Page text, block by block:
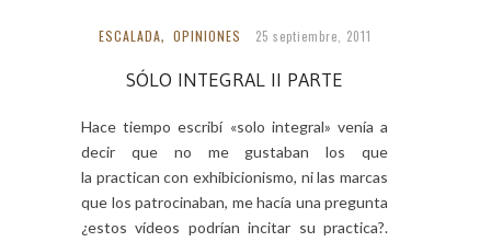
ESCALADA, OPINIONES 25 septiembre, 2011
SÓLO INTEGRAL II PARTE
Hace tiempo escribí «solo integral» venía a
decir que no me gustaban los que
la practican con exhibicionismo, ni las marcas
que los patrocinaban, me hacía una pregunta
¿estos vídeos podrían incitar su practica?.